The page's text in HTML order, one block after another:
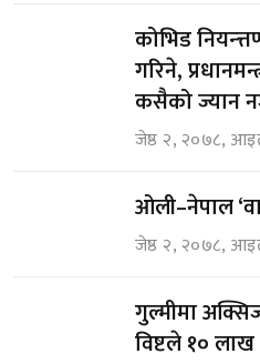
कोभिड
गरिने,
कसैको ज्यान
जेष्ठ २, २०७८,
ओली–नेपाल
जेष्ठ २, २०७८,
गुल्मीमा
विष्टले १०